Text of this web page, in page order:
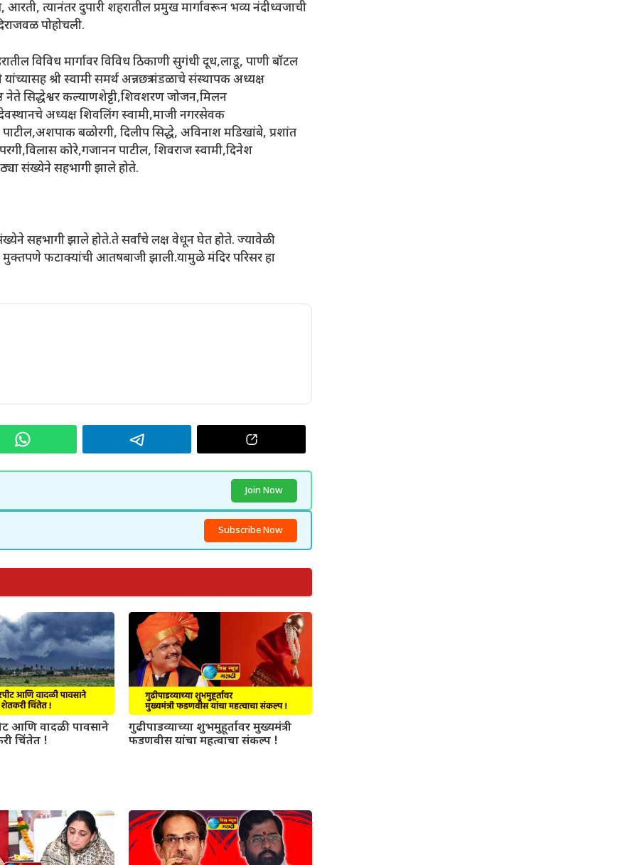
त्यानंतर दुपारी शहरातील प्रमुख मार्गावरून भव्य नंदीध्वजाची
पोहोचली.
विविध मार्गावर विविध ठिकाणी सुगंधी दूध,लाडू, पाणी बॉटल
श्री स्वामी समर्थ अन्नछत्र मंडळाचे संस्थापक अध्यक्ष
सिद्धेश्वर कल्याणशेट्टी,शिवशरण जोजन,मिलन
अध्यक्ष शिवलिंग स्वामी,माजी नगरसेवक
बळोरगी, दिलीप सिद्धे, अविनाश मडिखांबे, प्रशांत
कोरे,गजानन पाटील, शिवराज स्वामी,दिनेश
संख्येने सहभागी झाले होते.
सहभागी झाले होते.ते सर्वांचे लक्ष वेधून घेत होते. ज्यावेळी
मुक्तपणे फटाक्यांची आतषबाजी झाली.यामुळे मंदिर परिसर हा
Join Now
Subscribe Now
आणि वादळी पावसाने
चिंतेत !
गुढीपाडव्याच्या शुभमुहूर्तावर मुख्यमंत्री
फडणवीस यांचा महत्वाचा संकल्प !